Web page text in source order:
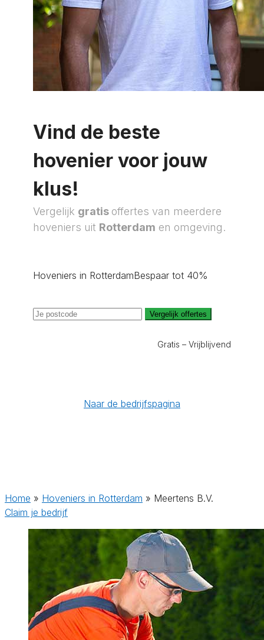
Vind de beste
hovenier voor jouw
klus!
Vergelijk gratis offertes van meerdere
hoveniers uit Rotterdam en omgeving.
Hoveniers in RotterdamBespaar tot 40%
Vergelijk offertes
Gratis – Vrijblijvend
Naar de bedrijfspagina
Home » Hoveniers in Rotterdam » Meertens B.V.
Claim je bedrijf